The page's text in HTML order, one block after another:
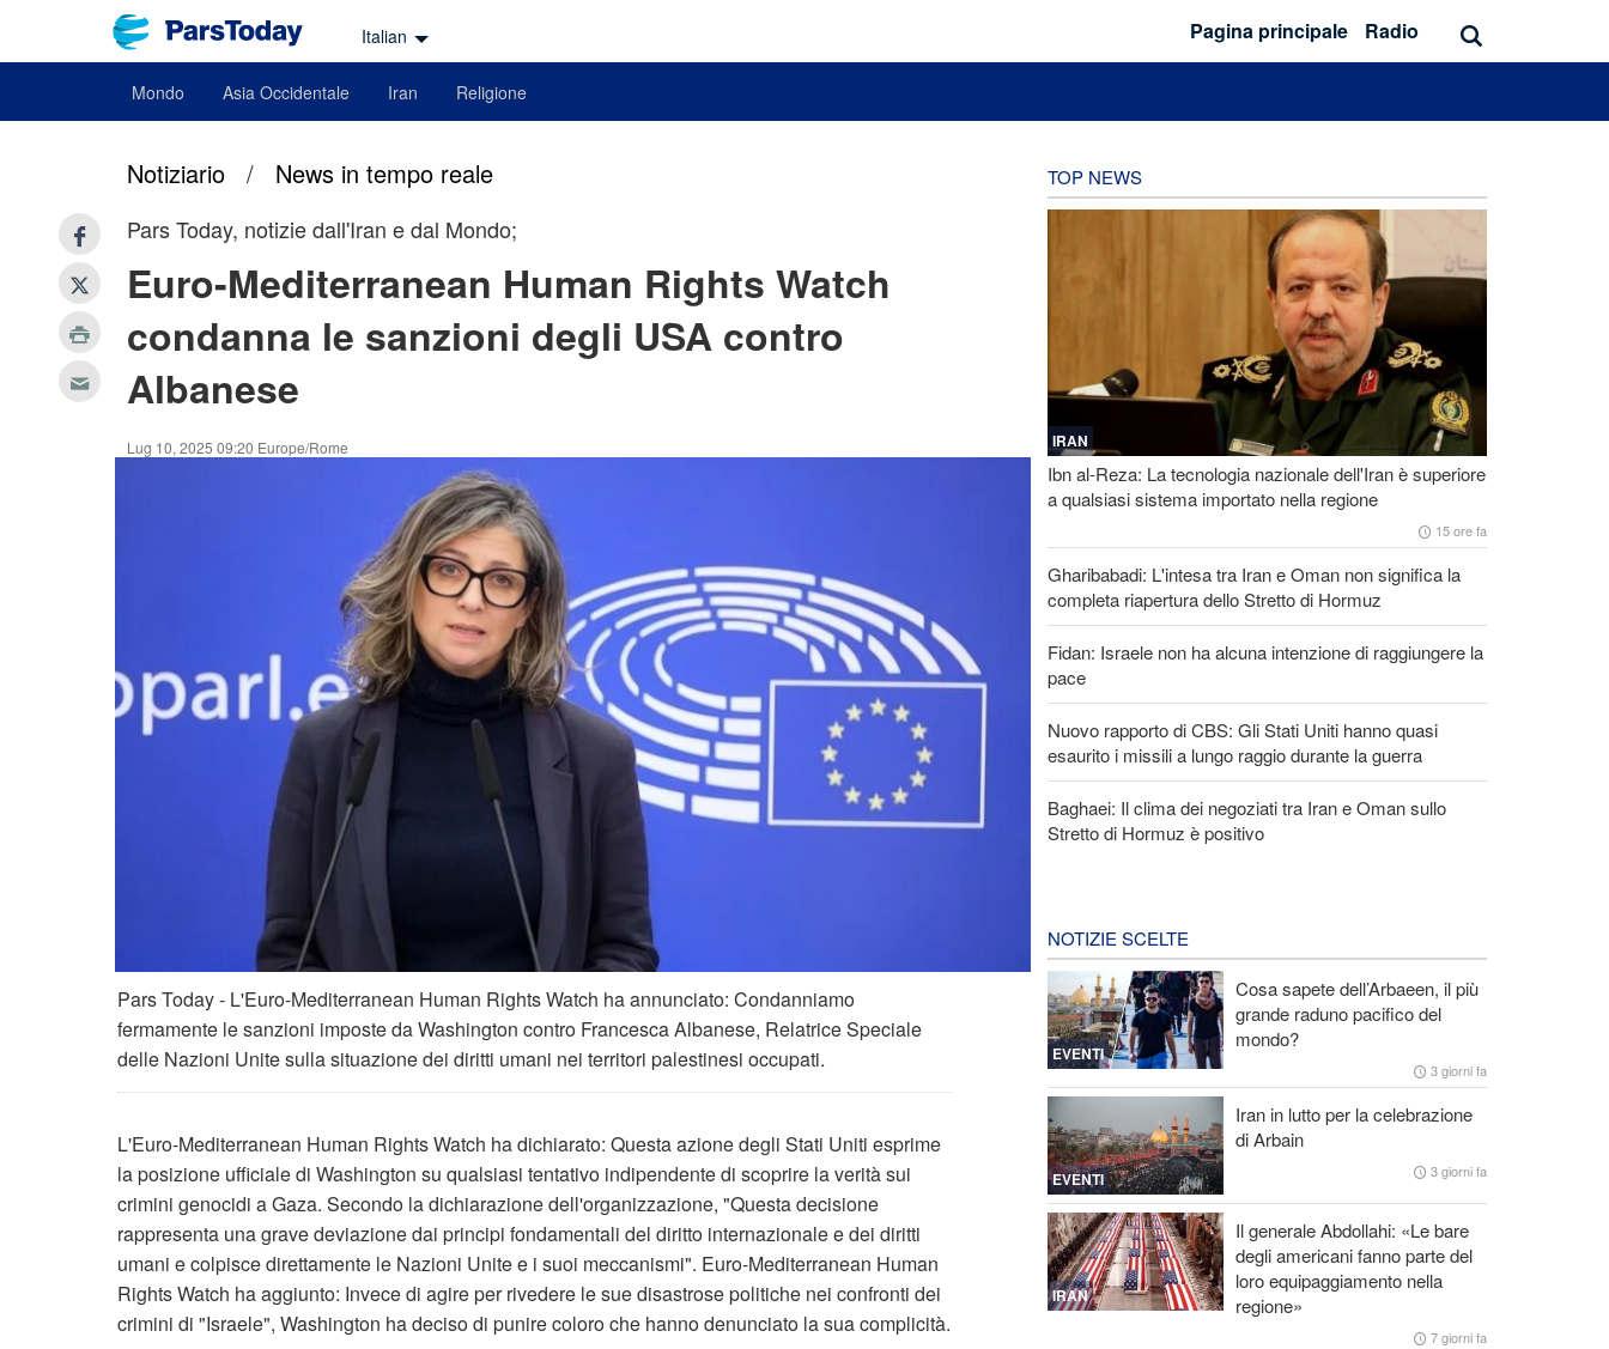
Italian Pagina principale Radio
Mondo Asia Occidentale Iran Religione
Notiziario / News in tempo reale
Pars Today, notizie dall'Iran e dal Mondo;
Euro-Mediterranean Human Rights Watch
condanna le sanzioni degli USA contro
Albanese
Lug 10, 2025 09:20 Europe/Rome
Pars Today - L'Euro-Mediterranean Human Rights Watch ha annunciato: Condanniamo
fermamente le sanzioni imposte da Washington contro Francesca Albanese, Relatrice Speciale
delle Nazioni Unite sulla situazione dei diritti umani nei territori palestinesi occupati.
L'Euro-Mediterranean Human Rights Watch ha dichiarato: Questa azione degli Stati Uniti esprime
la posizione ufficiale di Washington su qualsiasi tentativo indipendente di scoprire la verità sui
crimini genocidi a Gaza. Secondo la dichiarazione dell'organizzazione, "Questa decisione
rappresenta una grave deviazione dai principi fondamentali del diritto internazionale e dei diritti
umani e colpisce direttamente le Nazioni Unite e i suoi meccanismi". Euro-Mediterranean Human
Rights Watch ha aggiunto: Invece di agire per rivedere le sue disastrose politiche nei confronti dei
crimini di "Israele", Washington ha deciso di punire coloro che hanno denunciato la sua complicità.
TOP NEWS
IRAN
Ibn al-Reza: La tecnologia nazionale dell'Iran è superiore
a qualsiasi sistema importato nella regione
15 ore fa
Gharibabadi: L'intesa tra Iran e Oman non significa la
completa riapertura dello Stretto di Hormuz
Fidan: Israele non ha alcuna intenzione di raggiungere la
pace
Nuovo rapporto di CBS: Gli Stati Uniti hanno quasi
esaurito i missili a lungo raggio durante la guerra
Baghaei: Il clima dei negoziati tra Iran e Oman sullo
Stretto di Hormuz è positivo
NOTIZIE SCELTE
EVENTI
Cosa sapete dell’Arbaeen, il più
grande raduno pacifico del
mondo?
3 giorni fa
EVENTI
Iran in lutto per la celebrazione
di Arbain
3 giorni fa
IRAN
Il generale Abdollahi: «Le bare
degli americani fanno parte del
loro equipaggiamento nella
regione»
7 giorni fa